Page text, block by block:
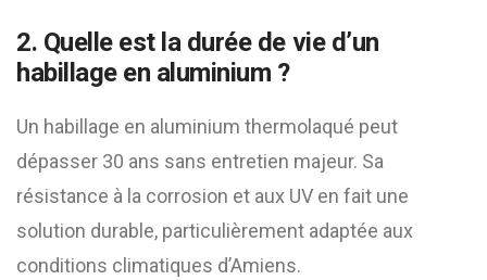
2. Quelle est la durée de vie d’un
habillage en aluminium ?
Un habillage en aluminium thermolaqué peut
dépasser 30 ans sans entretien majeur. Sa
résistance à la corrosion et aux UV en fait une
solution durable, particulièrement adaptée aux
conditions climatiques d’Amiens.